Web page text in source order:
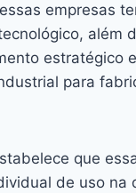
empresas
além
estratégico
para
que
de uso na